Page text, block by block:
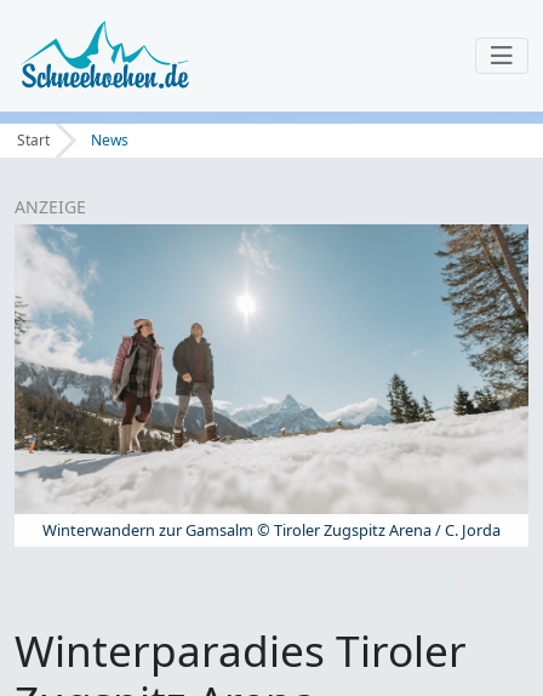
Start News
ANZEIGE
Winterwandern zur Gamsalm © Tiroler Zugspitz Arena / C. Jorda
Winterparadies Tiroler